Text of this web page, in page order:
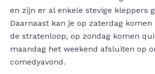
en zijn er al enkele stevige kleppers
Daarnaast kan je op zaterdag
de stratenloop, op zondag komen
maandag het weekend afsluiten op
comedyavond.